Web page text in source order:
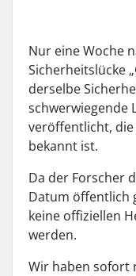
Nur eine Woche
Sicherheitslücke
derselbe
schwerwiegende
veröffentlicht,
bekannt ist.
Da der Forscher
Datum öffentlich
keine offiziellen
werden.
Wir haben sofort